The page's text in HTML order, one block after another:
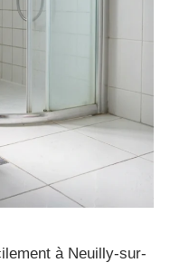
à Neuilly-sur-